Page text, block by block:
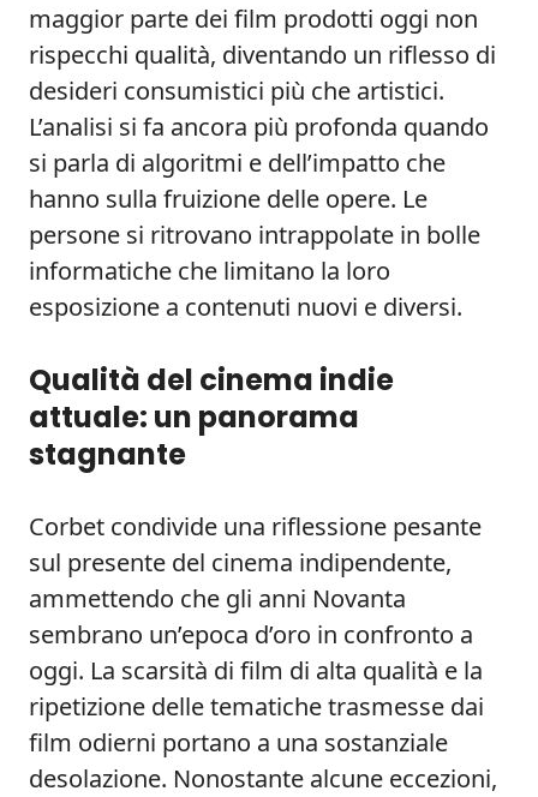
maggior parte dei film prodotti oggi non
rispecchi qualità, diventando un riflesso di
desideri consumistici più che artistici.
L’analisi si fa ancora più profonda quando
si parla di algoritmi e dell’impatto che
hanno sulla fruizione delle opere. Le
persone si ritrovano intrappolate in bolle
informatiche che limitano la loro
esposizione a contenuti nuovi e diversi.
Qualità del cinema indie
attuale: un panorama
stagnante
Corbet condivide una riflessione pesante
sul presente del cinema indipendente,
ammettendo che gli anni Novanta
sembrano un’epoca d’oro in confronto a
oggi. La scarsità di film di alta qualità e la
ripetizione delle tematiche trasmesse dai
film odierni portano a una sostanziale
desolazione. Nonostante alcune eccezioni,